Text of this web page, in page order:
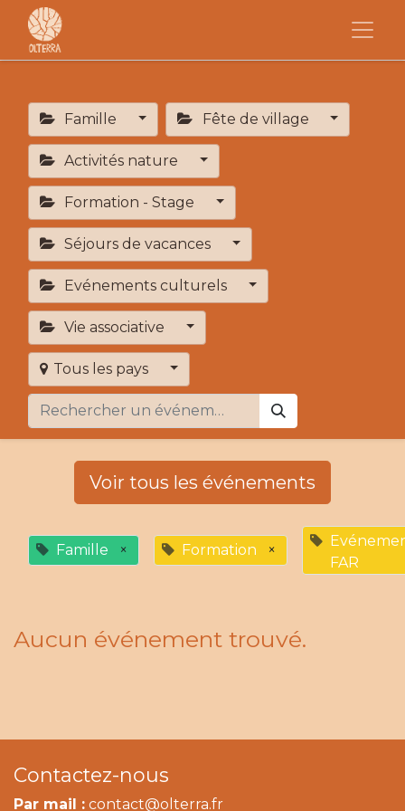
Famille Fête de village
Activités nature
Formation - Stage
Séjours de vacances
Evénements culturels
Vie associative
Tous les pays
Voir tous les événements
Famille × Formation ×
FAR
Aucun événement trouvé.
Contactez-nous
Par mail : contact@olterra.fr